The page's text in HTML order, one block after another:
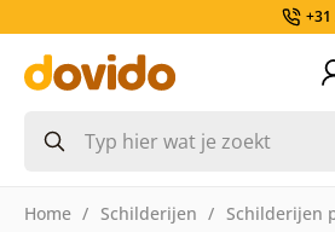
+31
Home Schilderijen Schilderijen